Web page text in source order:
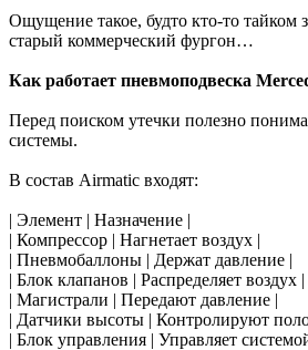
Ощущение такое, будто кто-то тайком
старый коммерческий фургон…
Как работает пневмоподвеска
Перед поиском утечки полезно
системы.
В состав Airmatic входят:
| Элемент | Назначение |
| Компрессор | Нагнетает воздух |
| Пневмобаллоны | Держат давление |
| Блок клапанов | Распределяет воздух |
| Магистрали | Передают давление |
| Датчики высоты | Контролируют
| Блок управления | Управляет